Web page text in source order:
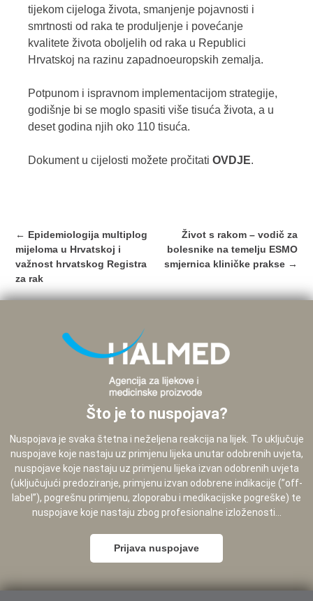
tijekom cijeloga života, smanjenje pojavnosti i
smrtnosti od raka te produljenje i povećanje
kvalitete života oboljelih od raka u Republici
Hrvatskoj na razinu zapadnoeuropskih zemalja.
Potpunom i ispravnom implementacijom strategije,
godišnje bi se moglo spasiti više tisuća života, a u
deset godina njih oko 110 tisuća.
Dokument u cijelosti možete pročitati OVDJE.
Post
navigation
← Epidemiologija multiplog
mijeloma u Hrvatskoj i
važnost hrvatskog Registra
za rak
Život s rakom – vodič za
bolesnike na temelju ESMO
smjernica kliničke prakse →
Što je to nuspojava?
Nuspojava je svaka štetna i neželjena reakcija na lijek. To uključuje
nuspojave koje nastaju uz primjenu lijeka unutar odobrenih uvjeta,
nuspojave koje nastaju uz primjenu lijeka izvan odobrenih uvjeta
(uključujući predoziranje, primjenu izvan odobrene indikacije (”off-
label”), pogrešnu primjenu, zloporabu i medikacijske pogreške) te
nuspojave koje nastaju zbog profesionalne izloženosti...
Prijava nuspojave